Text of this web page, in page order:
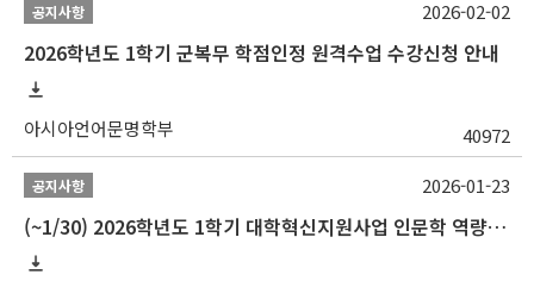
공지사항
2026학년도 1학기 군복무 학점인정 원격수업 수강신청 안내
아시아언어문명학부 40972
2026-02-02
공지사항
(~1/30) 2026학년도 1학기 대학혁신지원사업 인문학 역량강화 학업지원금 지원 선발 안내(학·석·박사)
2026-01-23